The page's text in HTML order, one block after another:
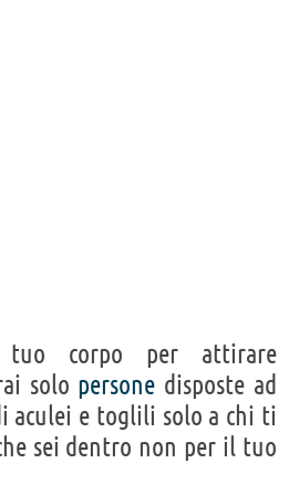
corpo per attirare
solo persone disposte ad
aculei e toglili solo a chi ti
sei dentro non per il tuo